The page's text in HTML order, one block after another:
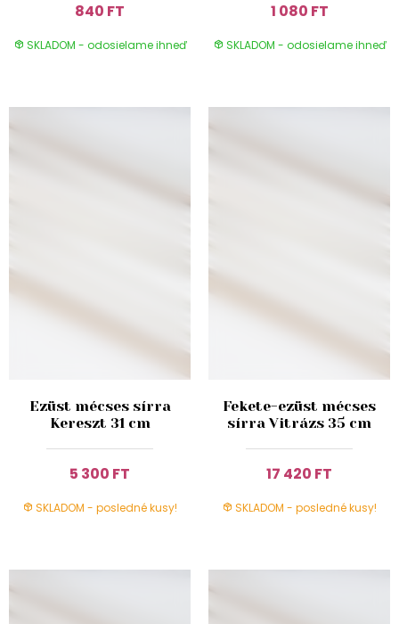
840 FT
SKLADOM - odosielame ihneď
1 080 FT
SKLADOM - odosielame ihneď
Ezüst mécses sírra
Kereszt 31 cm
5 300 FT
SKLADOM - posledné kusy!
Fekete-ezüst mécses
sírra Vitrázs 35 cm
17 420 FT
SKLADOM - posledné kusy!